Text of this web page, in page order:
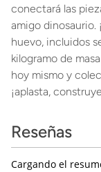
conectará las
amigo dinosaurio.
huevo, incluidos
kilogramo de
hoy mismo y
¡aplasta,
Reseñas
Cargando el